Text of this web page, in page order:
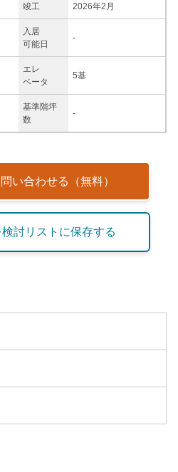
竣工 2026年2月
入居
可能日
-
エレ
ベータ
5基
基準階坪
数
-
い合わせる（無料）
検討リストに保存する